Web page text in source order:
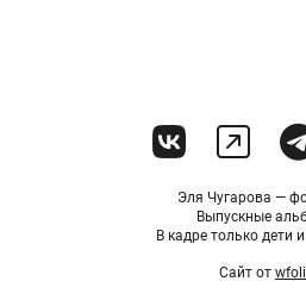
Эля Чугарова —
Выпускные
В кадре только дети
Сайт от